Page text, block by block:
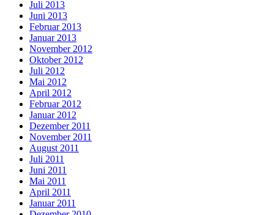
Juli 2013
Juni 2013
Februar 2013
Januar 2013
November 2012
Oktober 2012
Juli 2012
Mai 2012
April 2012
Februar 2012
Januar 2012
Dezember 2011
November 2011
August 2011
Juli 2011
Juni 2011
Mai 2011
April 2011
Januar 2011